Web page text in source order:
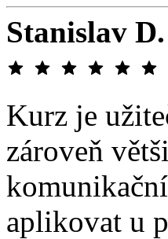
Stanislav D.
Kurz je
zároveň
aplikovat u